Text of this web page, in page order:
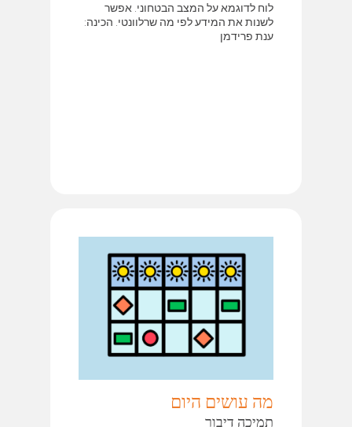
לוח לדוגמא על המצב הבטחוני. אפשר
לשנות את המידע לפי מה שרלוונטי. הכינה:
ענת פרידמן
מה עושים היום
תמיכה דיבור